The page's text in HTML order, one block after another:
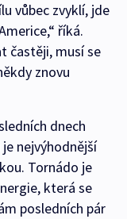
vůbec zvyklí, jde
říká.
častěji, musí se
znovu
dnech
nejvýhodnější
Tornádo je
která se
posledních pár